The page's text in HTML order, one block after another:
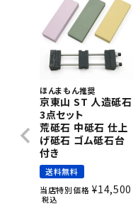
ほんまもん推奨
京東山 ST 人造砥石
3点セット
荒砥石 中砥石 仕上
げ砥石 ゴム砥石台
付き
送料無料
当店特別価格 ¥14,500
税込